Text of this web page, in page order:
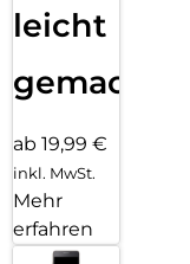
leicht
gemacht!
ab 19,99 €
inkl. MwSt.
Mehr
erfahren